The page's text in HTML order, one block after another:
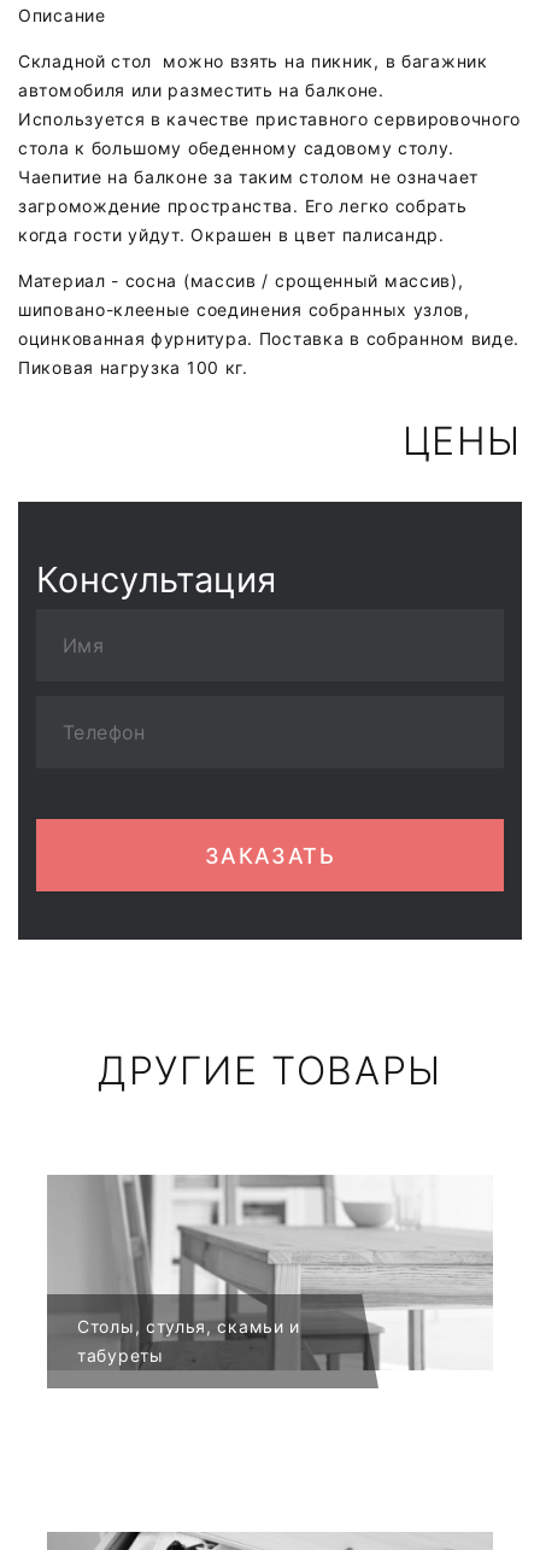
Описание
Складной стол можно взять на пикник, в багажник
автомобиля или разместить на балконе.
Используется в качестве приставного сервировочного
стола к большому обеденному садовому столу.
Чаепитие на балконе за таким столом не означает
загромождение пространства. Его легко собрать
когда гости уйдут. Окрашен в цвет палисандр.
Материал - сосна (массив / срощенный массив),
шиповано-клееные соединения собранных узлов,
оцинкованная фурнитура. Поставка в собранном виде.
Пиковая нагрузка 100 кг.
ЦЕНЫ
Консультация
ЗАКАЗАТЬ
ДРУГИЕ ТОВАРЫ
Столы, стулья, скамьи и
табуреты